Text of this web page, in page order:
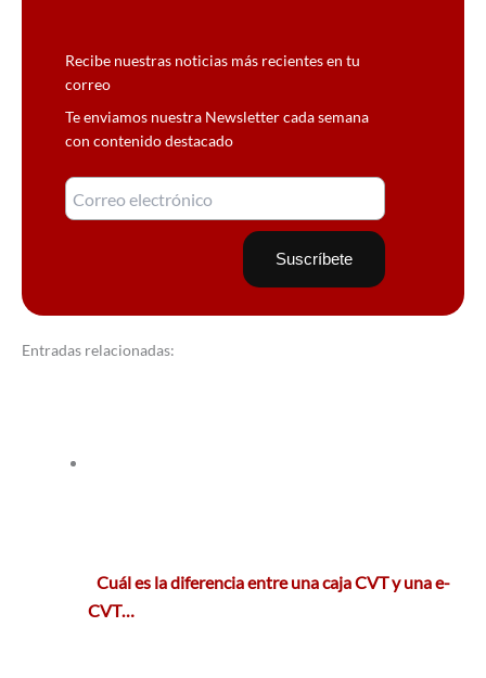
Recibe nuestras noticias más recientes en tu
correo
Te enviamos nuestra Newsletter cada semana
con contenido destacado
Entradas relacionadas:
Cuál es la diferencia entre una caja CVT y una e-
CVT…